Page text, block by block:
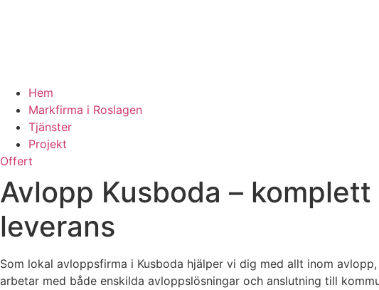
Hem
Markfirma i Roslagen
Tjänster
Projekt
Offert
Avlopp Kusboda –
leverans
Som lokal avloppsfirma i Kusboda hjälper vi dig med allt inom
arbetar med både enskilda avloppslösningar och anslutning till